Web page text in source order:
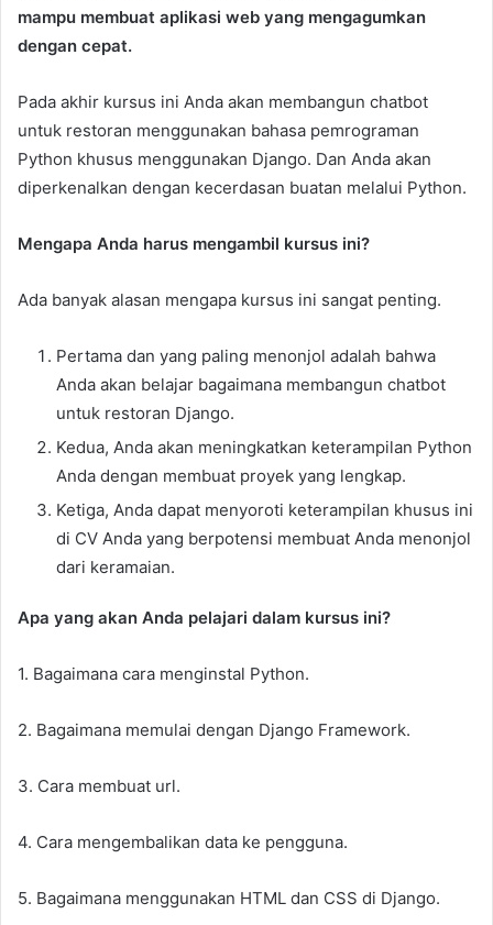
mampu membuat aplikasi web yang mengagumkan
dengan cepat.
Pada akhir kursus ini Anda akan membangun chatbot
untuk restoran menggunakan bahasa pemrograman
Python khusus menggunakan Django. Dan Anda akan
diperkenalkan dengan kecerdasan buatan melalui Python.
Mengapa Anda harus mengambil kursus ini?
Ada banyak alasan mengapa kursus ini sangat penting.
Pertama dan yang paling menonjol adalah bahwa
Anda akan belajar bagaimana membangun chatbot
untuk restoran Django.
Kedua, Anda akan meningkatkan keterampilan Python
Anda dengan membuat proyek yang lengkap.
Ketiga, Anda dapat menyoroti keterampilan khusus ini
di CV Anda yang berpotensi membuat Anda menonjol
dari keramaian.
Apa yang akan Anda pelajari dalam kursus ini?
1. Bagaimana cara menginstal Python.
2. Bagaimana memulai dengan Django Framework.
3. Cara membuat url.
4. Cara mengembalikan data ke pengguna.
5. Bagaimana menggunakan HTML dan CSS di Django.